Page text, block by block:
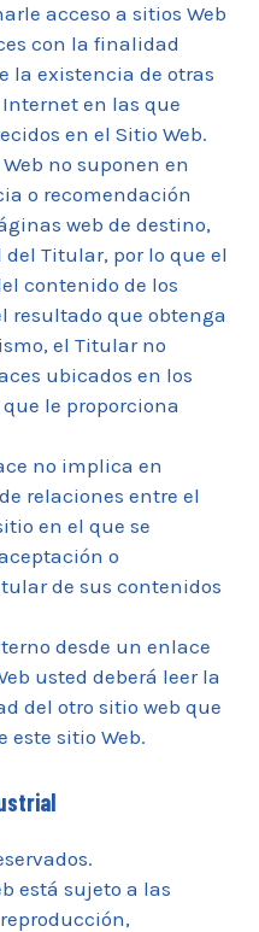
acceso a sitios Web
con la finalidad
la existencia de otras
en las que
en el Sitio Web.
no suponen en
o recomendación
web de destino,
Titular, por lo que el
contenido de los
resultado que obtenga
el Titular no
ubicados en los
le proporciona
no implica en
relaciones entre el
en el que se
o
de sus contenidos
desde un enlace
usted deberá leer la
del otro sitio web que
este sitio Web.
está sujeto a las